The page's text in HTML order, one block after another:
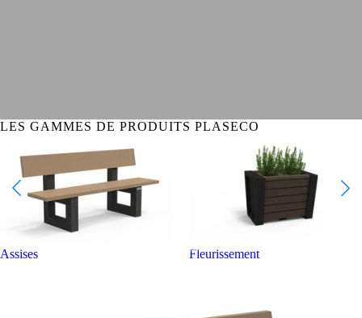
LES GAMMES DE PRODUITS PLASECO
Assises Fleurissement